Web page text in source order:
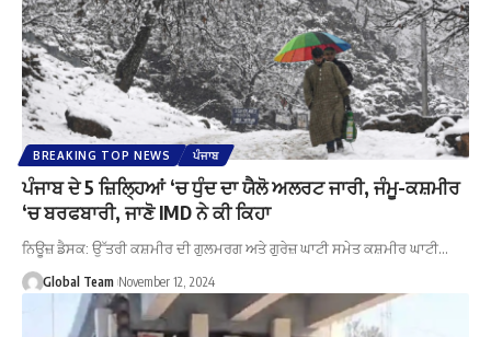
BREAKING TOP NEWS ਪੰਜਾਬ
ਪੰਜਾਬ ਦੇ 5 ਜ਼ਿਲ੍ਹਿਆਂ ‘ਚ ਧੁੰਦ ਦਾ ਯੈਲੋ ਅਲਰਟ ਜਾਰੀ, ਜੰਮੂ-ਕਸ਼ਮੀਰ
‘ਚ ਬਰਫਬਾਰੀ, ਜਾਣੋ IMD ਨੇ ਕੀ ਕਿਹਾ
ਨਿਊਜ਼ ਡੈਸਕ: ਉੱਤਰੀ ਕਸ਼ਮੀਰ ਦੀ ਗੁਲਮਰਗ ਅਤੇ ਗੁਰੇਜ਼ ਘਾਟੀ ਸਮੇਤ ਕਸ਼ਮੀਰ ਘਾਟੀ…
Global Team November 12, 2024